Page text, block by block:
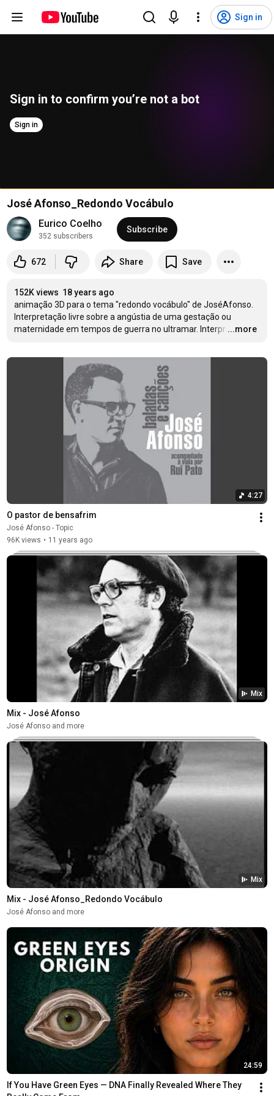
Sign in
Sign in to confirm you’re not a bot
Sign in
José Afonso_Redondo Vocábulo
Eurico Coelho
352 subscribers
Subscribe
672 Share Save
152K views 18 years ago
animação 3D para o tema "redondo vocábulo" de JoséAfonso.
Interpretação livre sobre a angústia de uma gestação ou
maternidade em tempos de guerra no ultramar. Interpr …
...more
4:27
O pastor de bensafrim
José Afonso - Topic
96K views • 11 years ago
Mix
Mix - José Afonso
José Afonso and more
Mix
Mix - José Afonso_Redondo Vocábulo
José Afonso and more
24:59
If You Have Green Eyes — DNA Finally Revealed Where They